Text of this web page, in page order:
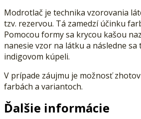
Modrotlač je technika vzorovania
tzv. rezervou. Tá zamedzí účinku
Pomocou formy sa krycou kašou
nanesie vzor na látku a následne
indigovom kúpeli.
V prípade záujmu je možnosť
farbách a variantoch.
Ďalšie informácie